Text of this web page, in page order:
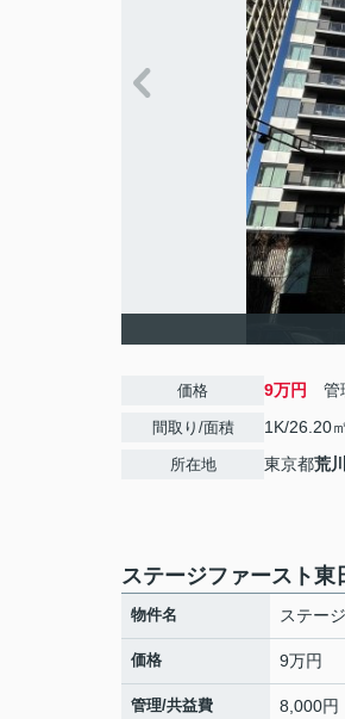
価格 9万円 管
間取り/面積 1K/26.20㎡
所在地 東京都荒
ステージファースト東
物件名 ステー
価格 9万円
管理/共益費 8,000円